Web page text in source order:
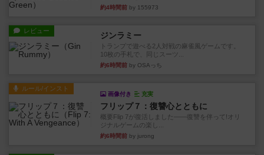
約4時間前 by 155973
レビュー ジンラミー
トランプで遊べる2人対戦の麻雀風ゲームです。
10枚の手札で、同じスーツ...
約6時間前 by OSAっち
ルール/インスト
画像付き 充実
フリップ７：復讐心とともに
概要Flip 7が復活しました――復讐を伴って!オリ
ジナルゲームの楽し...
約6時間前 by jurong